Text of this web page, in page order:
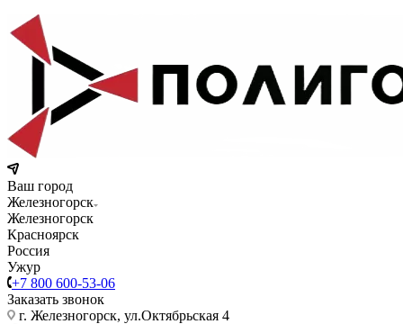
Ваш город
Железногорск
Железногорск
Красноярск
Россия
Ужур
+7 800 600-53-06
Заказать звонок
г. Железногорск, ул.Октябрьская 4